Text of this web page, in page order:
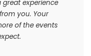
experience
you. Your
of the events